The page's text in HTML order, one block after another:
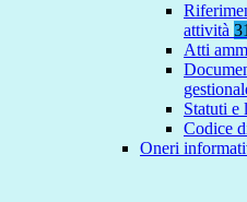
attività 31
Atti
Statuti e
Codice
Oneri